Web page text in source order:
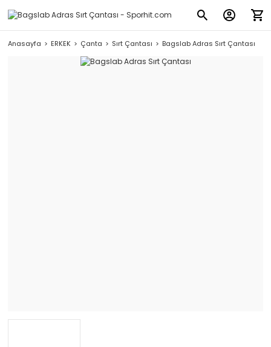
Anasayfa ERKEK Çanta Sırt Çantası Bagslab Adras Sırt Çantası